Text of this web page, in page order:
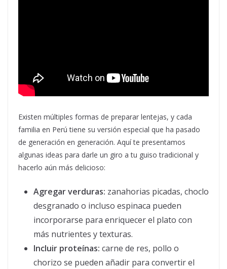
Existen múltiples formas de preparar lentejas, y cada
familia en Perú tiene su versión especial que ha pasado
de generación en generación. Aquí te presentamos
algunas ideas para darle un giro a tu guiso tradicional y
hacerlo aún más delicioso:
Agregar verduras: zanahorias picadas, choclo
desgranado o incluso espinaca pueden
incorporarse para enriquecer el plato con
más nutrientes y texturas.
Incluir proteínas: carne de res, pollo o
chorizo se pueden añadir para convertir el